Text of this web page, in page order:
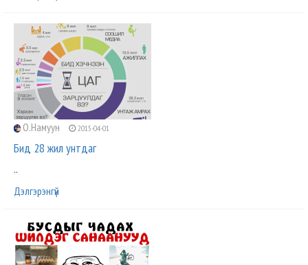
О.Намуун 2015-04-01
Бид 28 жил унтдаг
..
Дэлгэрэнгүй